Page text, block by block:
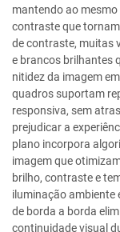
mantendo ao
contraste que
de contraste, muitas
e brancos brilhantes
nitidez da imagem
quadros suportam
responsiva, sem
prejudicar a
plano incorpora
imagem que
brilho, contraste e
iluminação ambiente
de borda a borda
continuidade visual